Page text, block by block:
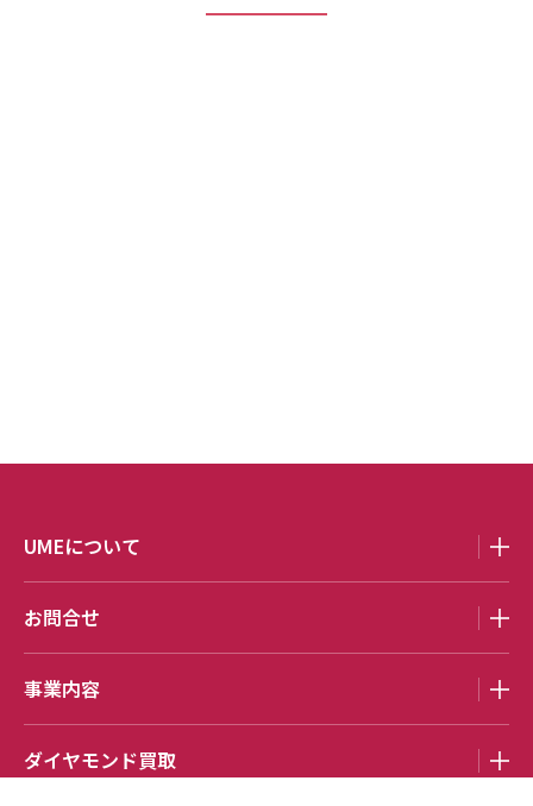
UMEについて
お問合せ
事業内容
ダイヤモンド買取